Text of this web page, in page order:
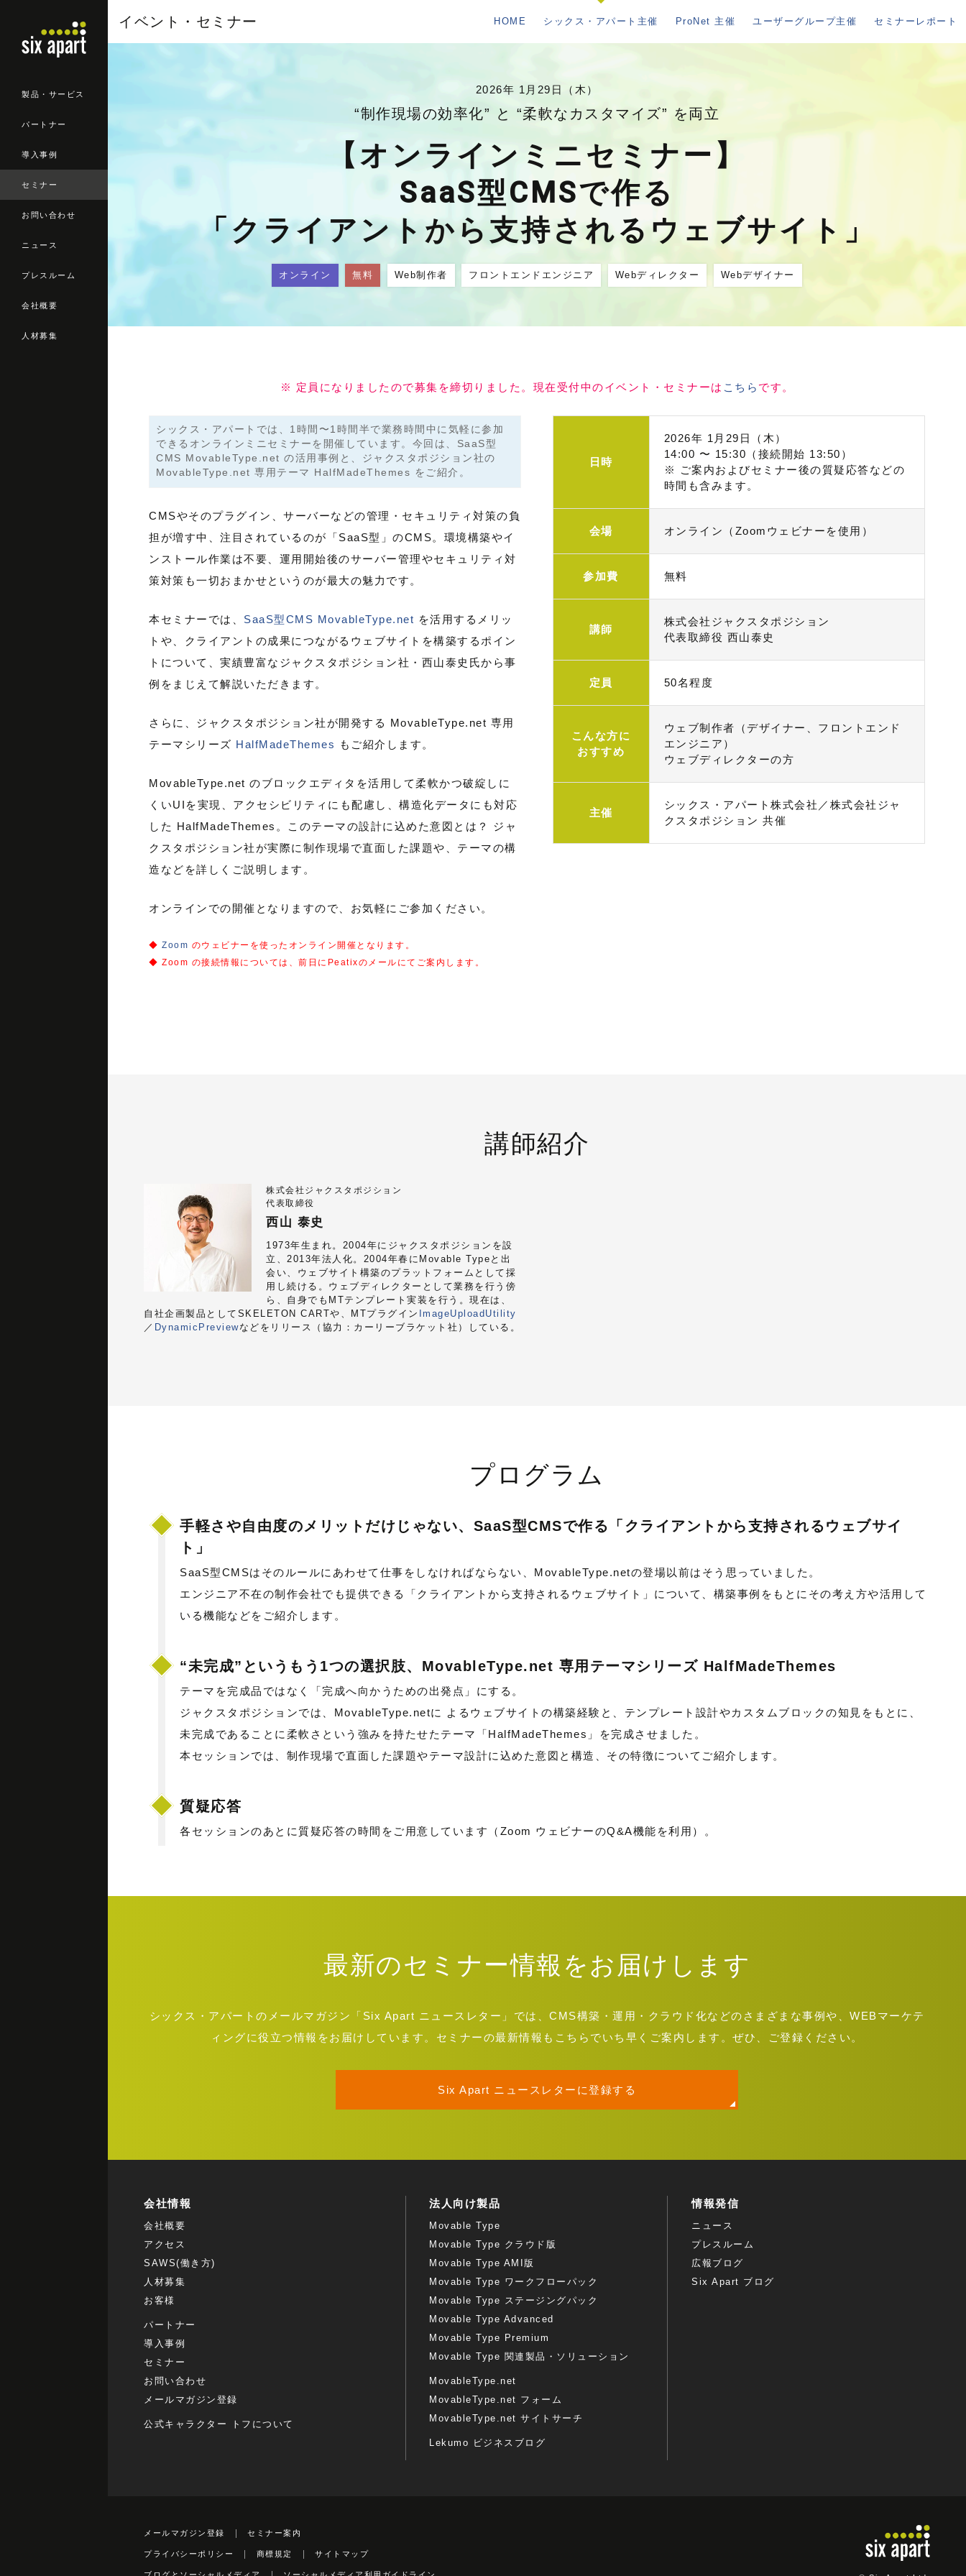
製品・サービス
パートナー
導入事例
セミナー
お問い合わせ
ニュース
プレスルーム
会社概要
人材募集
イベント・セミナー HOME シックス・アパート主催 ProNet 主催 ユーザーグループ主催 セミナーレポート
2026年 1月29日（木）
“制作現場の効率化” と “柔軟なカスタマイズ” を両立
【オンラインミニセミナー】
SaaS型CMSで作る
「クライアントから支持されるウェブサイト」
オンライン 無料 Web制作者 フロントエンドエンジニア Webディレクター Webデザイナー
※ 定員になりましたので募集を締切りました。現在受付中のイベント・セミナーは こちら です。
シックス・アパートでは、1時間〜1時間半で業務時間中に気軽に参加
できるオンラインミニセミナーを開催しています。今回は、SaaS型
CMS MovableType.net の活用事例と、ジャクスタポジション社の
MovableType.net 専用テーマ HalfMadeThemes をご紹介。
CMSやそのプラグイン、サーバーなどの管理・セキュリティ対策の負
担が増す中、注目されているのが「SaaS型」のCMS。環境構築やイ
ンストール作業は不要、運用開始後のサーバー管理やセキュリティ対
策対策も一切おまかせというのが最大の魅力です。
本セミナーでは、 SaaS型CMS MovableType.net を活用するメリッ
トや、クライアントの成果につながるウェブサイトを構築するポイン
トについて、実績豊富なジャクスタポジション社・西山泰史氏から事
例をまじえて解説いただきます。
さらに、ジャクスタポジション社が開発する MovableType.net 専用
テーマシリーズ HalfMadeThemes もご紹介します。
MovableType.net のブロックエディタを活用して柔軟かつ破綻しに
くいUIを実現、アクセシビリティにも配慮し、構造化データにも対応
した HalfMadeThemes。このテーマの設計に込めた意図とは？ ジャ
クスタポジション社が実際に制作現場で直面した課題や、テーマの構
造などを詳しくご説明します。
オンラインでの開催となりますので、お気軽にご参加ください。
◆ Zoom のウェビナーを使ったオンライン開催となります。
◆ Zoom の接続情報については、前日にPeatixのメールにてご案内します。
日時
2026年 1月29日（木）
14:00 〜 15:30（接続開始 13:50）
※ ご案内およびセミナー後の質疑応答などの
時間も含みます。
会場 オンライン（Zoomウェビナーを使用）
参加費 無料
講師
株式会社ジャクスタポジション
代表取締役 西山泰史
定員 50名程度
こんな方に
おすすめ
ウェブ制作者（デザイナー、フロントエンド
エンジニア）
ウェブディレクターの方
主催
シックス・アパート株式会社／株式会社ジャ
クスタポジション 共催
講師紹介
株式会社ジャクスタポジション
代表取締役
西山 泰史
1973年生まれ。2004年にジャクスタポジションを設
立、2013年法人化。2004年春にMovable Typeと出
会い、ウェブサイト構築のプラットフォームとして採
用し続ける。ウェブディレクターとして業務を行う傍
ら、自身でもMTテンプレート実装を行う。現在は、
自社企画製品としてSKELETON CARTや、MTプラグイン ImageUploadUtility
／ DynamicPreviewなどをリリース（協力：カーリーブラケット社）している。
プログラム
手軽さや自由度のメリットだけじゃない、SaaS型CMSで作る「クライアントから支持されるウェブサイ
ト」
SaaS型CMSはそのルールにあわせて仕事をしなければならない、MovableType.netの登場以前はそう思っていました。
エンジニア不在の制作会社でも提供できる「クライアントから支持されるウェブサイト」について、構築事例をもとにその考え方や活用して
いる機能などをご紹介します。
“未完成”というもう1つの選択肢、MovableType.net 専用テーマシリーズ HalfMadeThemes
テーマを完成品ではなく「完成へ向かうための出発点」にする。
ジャクスタポジションでは、MovableType.netに よるウェブサイトの構築経験と、テンプレート設計やカスタムブロックの知見をもとに、
未完成であることに柔軟さという強みを持たせたテーマ「HalfMadeThemes」を完成させました。
本セッションでは、制作現場で直面した課題やテーマ設計に込めた意図と構造、その特徴についてご紹介します。
質疑応答
各セッションのあとに質疑応答の時間をご用意しています（Zoom ウェビナーのQ&A機能を利用）。
最新のセミナー情報をお届けします
シックス・アパートのメールマガジン「Six Apart ニュースレター」では、CMS構築・運用・クラウド化などのさまざまな事例や、WEBマーケテ
ィングに役立つ情報をお届けしています。セミナーの最新情報もこちらでいち早くご案内します。ぜひ、ご登録ください。
Six Apart ニュースレターに登録する
会社情報
会社概要
アクセス
SAWS(働き方)
人材募集
お客様
パートナー
導入事例
セミナー
お問い合わせ
メールマガジン登録
公式キャラクター トフについて
法人向け製品
Movable Type
Movable Type クラウド版
Movable Type AMI版
Movable Type ワークフローパック
Movable Type ステージングパック
Movable Type Advanced
Movable Type Premium
Movable Type 関連製品・ソリューション
MovableType.net
MovableType.net フォーム
MovableType.net サイトサーチ
Lekumo ビジネスブログ
情報発信
ニュース
プレスルーム
広報ブログ
Six Apart ブログ
メールマガジン登録 セミナー案内
プライバシーポリシー 商標規定 サイトマップ